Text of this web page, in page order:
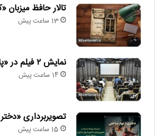
تالار حافظ
13 ساعت پیش
نمایش ۲ فیلم در «پاتوق مستند»
14 ساعت پیش
تصویربرداری
15 ساعت پیش